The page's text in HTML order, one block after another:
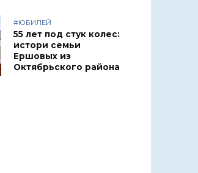
#ЮБИЛЕЙ
55 лет под стук колес:
истори семьи
Ершовых из
Октябрьского района